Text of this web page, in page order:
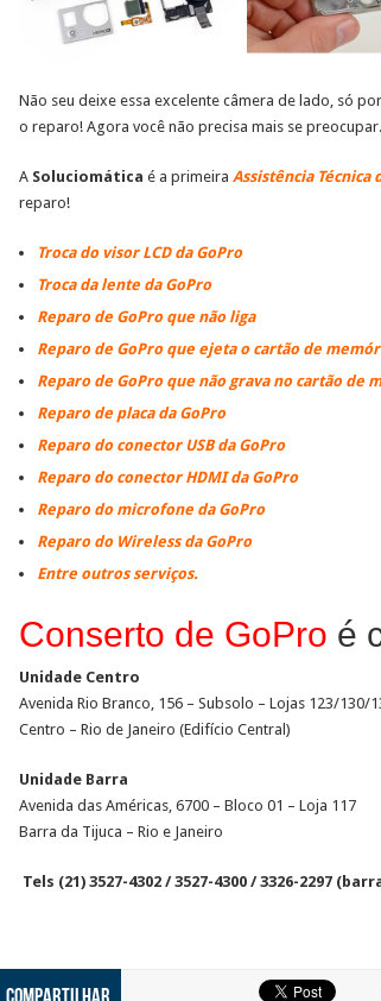
Não seu deixe essa excelente câmera de lado, só
o reparo! Agora você não precisa mais se preocupar.
A Soluciomática é a primeira Assistência Técnica
reparo!
Troca do visor LCD da GoPro
Troca da lente da GoPro
Reparo de GoPro que não liga
Reparo de GoPro que ejeta o cartão de
Reparo de GoPro que não grava no cartão de
Reparo de placa da GoPro
Reparo do conector USB da GoPro
Reparo do conector HDMI da GoPro
Reparo do microfone da GoPro
Reparo do Wireless da GoPro
Entre outros serviços.
Conserto de GoPro é
Unidade Centro
Avenida Rio Branco, 156 – Subsolo – Lojas 123/130/
Centro – Rio de Janeiro (Edifício Central)
Unidade Barra
Avenida das Américas, 6700 – Bloco 01 – Loja 117
Barra da Tijuca – Rio e Janeiro
Tels (21) 3527-4302 / 3527-4300 / 3326-2297